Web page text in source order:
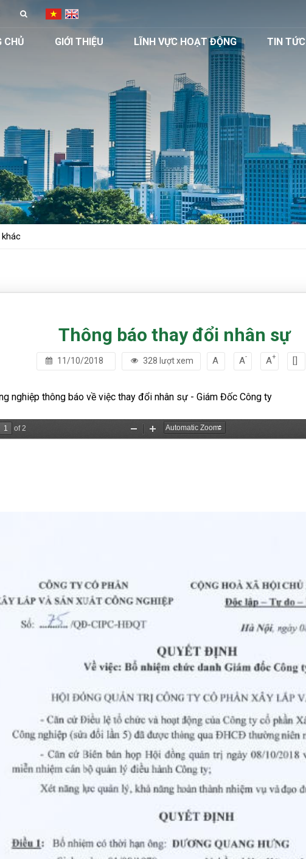
CHỦ GIỚI THIỆU LĨNH VỰC HOẠT ĐỘNG TIN TỨC
Thông báo thay đổi nhân sự
11/10/2018 328 lượt xem A A- A+ []
nghiệp thông báo về việc thay đổi nhân sự - Giám Đốc Công ty